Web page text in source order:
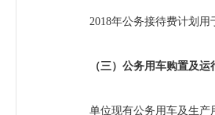
2018年公务接待费计划用
（三）公务用车购置及运
单位现有公务用车及生产